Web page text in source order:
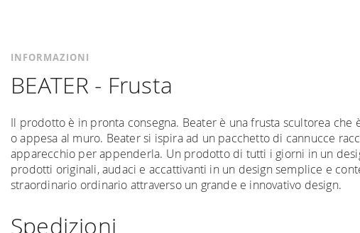
INFORMAZIONI
BEATER - Frusta
Il prodotto è in pronta consegna. Beater è una frusta scultorea
o appesa al muro. Beater si ispira ad un pacchetto di cannucce
apparecchio per appenderla. Un prodotto di tutti i giorni in un
prodotti originali, audaci e accattivanti in un design semplice e
straordinario ordinario attraverso un grande e innovativo design.
Spedizioni